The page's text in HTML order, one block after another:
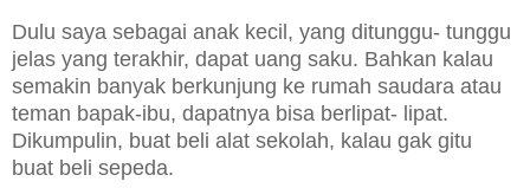
Dulu saya sebagai anak kecil, yang ditunggu- tunggu
jelas yang terakhir, dapat uang saku. Bahkan kalau
semakin banyak berkunjung ke rumah saudara atau
teman bapak-ibu, dapatnya bisa berlipat- lipat.
Dikumpulin, buat beli alat sekolah, kalau gak gitu
buat beli sepeda.